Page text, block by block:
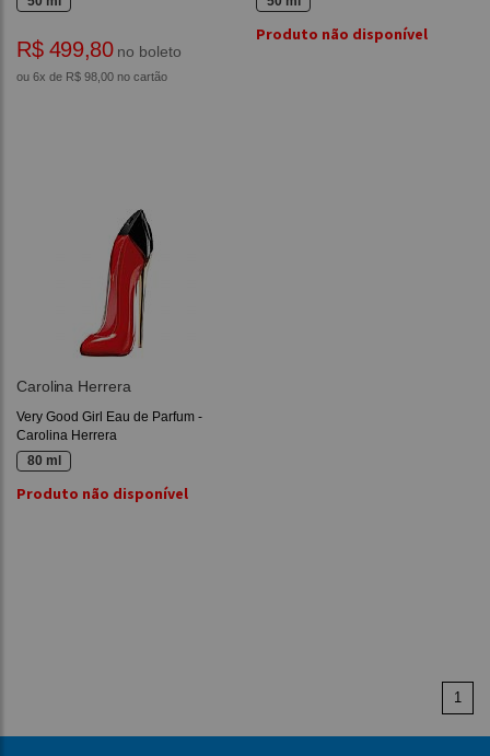
R$ 499,80no boleto
ou 6x de R$ 98,00 no cartão
Produto não disponível
Carolina Herrera
Very Good Girl Eau de Parfum -
Carolina Herrera
80 ml
Produto não disponível
1